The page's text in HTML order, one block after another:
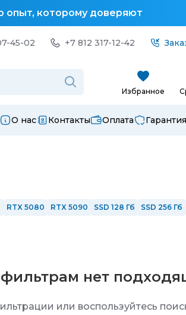
опыт, которому доверяют
45-02 +7 812 317-12-42
Избранное
О нас Контакты Оплата Гарантия
RTX 5080 RTX 5090 SSD 128 Гб SSD 256 Гб
нет
или воспользуйтесь